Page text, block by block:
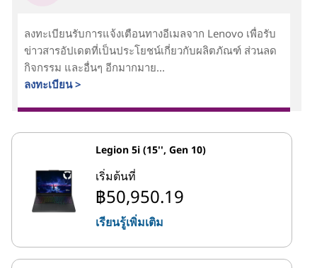
ลงทะเบียนรับการแจ้งเตือนทางอีเมลจาก Lenovo เพื่อรับ
ข่าวสารอัปเดตที่เป็นประโยชน์เกี่ยวกับผลิตภัณฑ์ ส่วนลด
กิจกรรม และอื่นๆ อีกมากมาย...
ลงทะเบียน >
Legion 5i (15'', Gen 10)
เริ่มต้นที่
฿50,950.19
เรียนรู้เพิ่มเติม